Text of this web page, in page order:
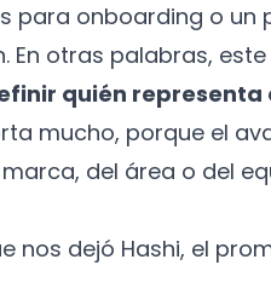
para onboarding o un
otras palabras,
quién representa
mucho, porque el
del área o del
nos dejó Hashi, el